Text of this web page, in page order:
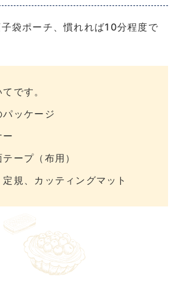
袋ポーチ、慣れれば10分程度で
です。
パッケージ
ー
テープ（布用）
定規、カッティングマット